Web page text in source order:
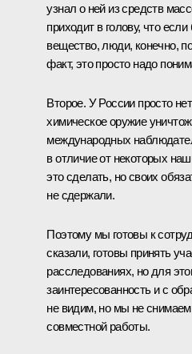
узнал о ней из средств
приходит в голову, что
вещество, люди, конечно,
факт, это просто надо
Второе. У России просто
химическое оружие
международных
в отличие от некоторых
это сделать, но своих
не сдержали.
Поэтому мы готовы к
сказали, готовы принять
расследованиях, но для
заинтересованность и с
не видим, но мы не
совместной работы.